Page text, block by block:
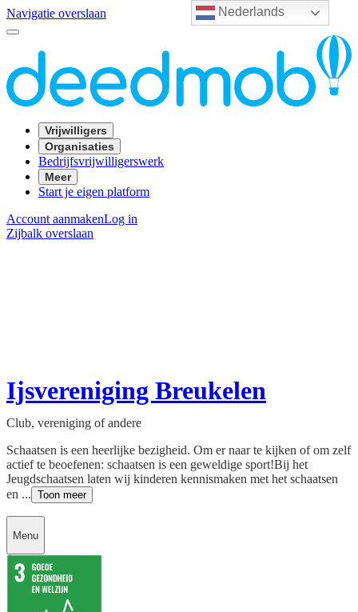
Nederlands
Navigatie overslaan
Vrijwilligers
Organisaties
Bedrijfsvrijwilligerswerk
Meer
Start je eigen platform
Account aanmakenLog in
Zijbalk overslaan
Ijsvereniging Breukelen
Club, vereniging of andere
Schaatsen is een heerlijke bezigheid. Om er naar te kijken of om zelf
actief te beoefenen: schaatsen is een geweldige sport!​Bij het
Jeugdschaatsen laten wij kinderen kennismaken met het schaatsen
en ... Toon meer
Menu